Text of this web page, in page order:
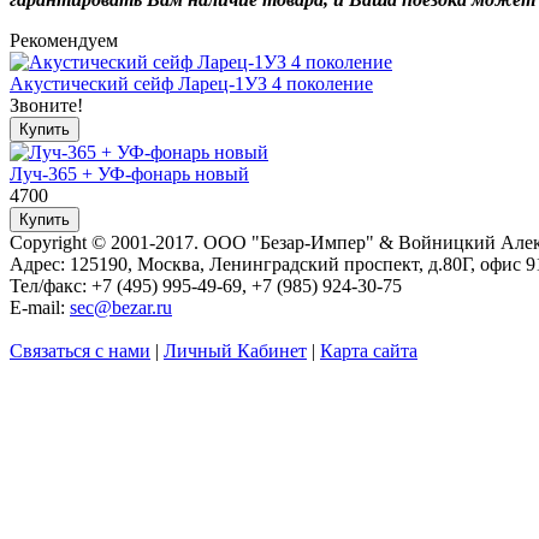
Рекомендуем
Акустический сейф Ларец-1УЗ 4 поколение
Звоните!
Луч-365 + УФ-фонарь новый
4700
Copyright © 2001-2017. ООО "Безар-Импер" & Войницкий
Адрес: 125190, Москва, Ленинградский проспект, д.80Г, офис
Тел/факс: +7 (495) 995-49-69, +7 (985) 924-30-75
E-mail: sec@bezar.ru
Связаться с нами | Личный Кабинет | Карта сайта